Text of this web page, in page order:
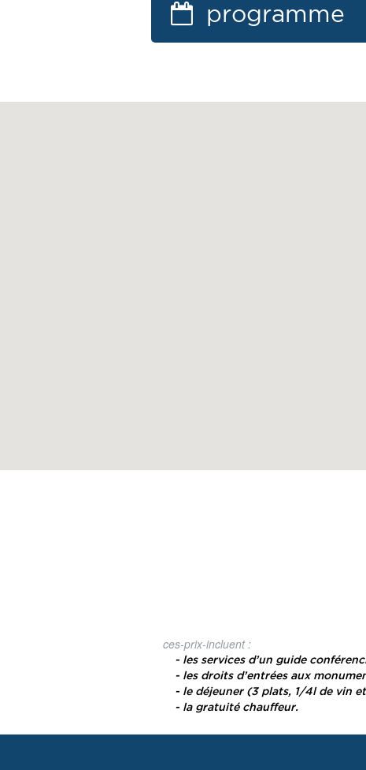
ces-prix-incluent :
- les services d’un guide
- les droits d’entrées aux
- le déjeuner (3 plats, 1/4l de vin
- la gratuité chauffeur.